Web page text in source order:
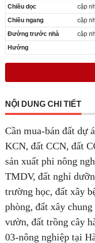
Chiều dọc
cập
Chiều ngang
cập
Đường trước nhà
cập
Hướng
NỘI DUNG CHI TIẾT
Cần mua-bán đất dự
KCN, đất CCN, đất
sản xuất phi nông
TMDV, đất nghỉ
trường học, đất xây
phòng, đất xây
vườn, đất trồng cây
03-nông nghiệp tại